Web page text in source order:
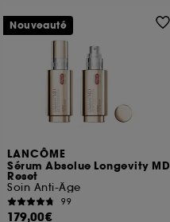
LANCÔME
Sérum Absolue Longevity MD
Reset
Soin Anti-Âge
99
179,00€
Nouveauté